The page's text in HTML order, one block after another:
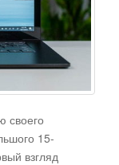
своего
15-
взгляд